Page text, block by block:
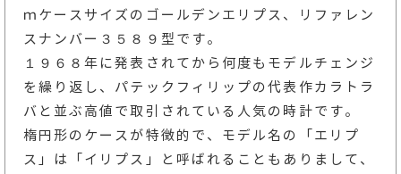
ｍケースサイズのゴールデンエリプス、リファレン
スナンバー３５８９型です。
１９６８年に発表されてから何度もモデルチェンジ
を繰り返し、パテックフィリップの代表作カラトラ
バと並ぶ高値で取引されている人気の時計です。
楕円形のケースが特徴的で、モデル名の「エリプ
ス」は「イリプス」と呼ばれることもありまして、